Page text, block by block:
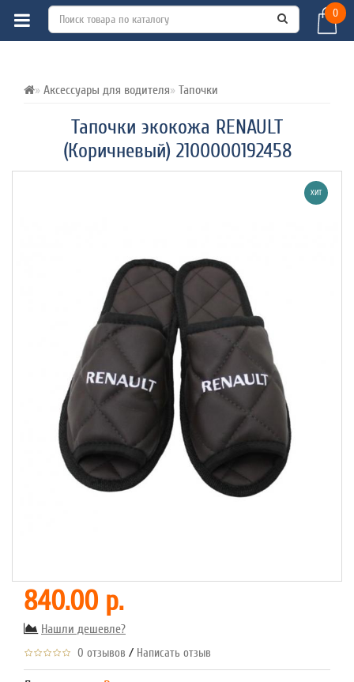
0
Аксессуары для водителя Тапочки
Тапочки экокожа RENAULT
(Коричневый) 2100000192458
ВСЕ О ТОВАРЕ ХАРАКТЕРИСТИКИ
ХИТ
840.00 р.
Нашли дешевле?
0 отзывов / Написать отзыв